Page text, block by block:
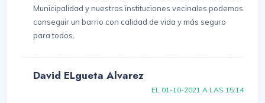
Municipalidad y nuestras instituciones vecinales podemos
conseguir un barrio con calidad de vida y más seguro
para todos.
David ELgueta Alvarez
EL 01-10-2021 A LAS 15:14